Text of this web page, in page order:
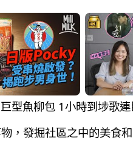
魚柳包 1小時到埗歌
，發掘社區之中的美食